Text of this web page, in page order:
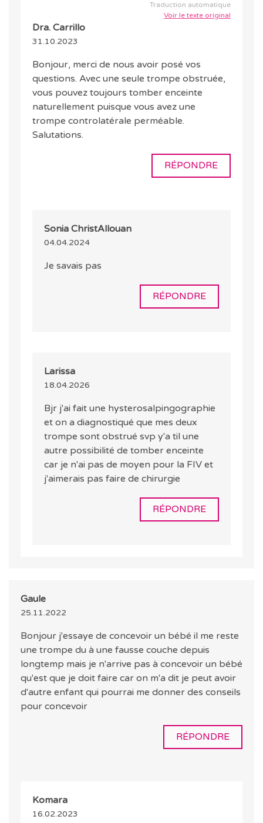
Traduction automatique
Voir le texte original
Dra. Carrillo
31.10.2023
Bonjour, merci de nous avoir posé vos
questions. Avec une seule trompe obstruée,
vous pouvez toujours tomber enceinte
naturellement puisque vous avez une
trompe controlatérale perméable.
Salutations.
RÉPONDRE
Sonia ChristAllouan
04.04.2024
Je savais pas
RÉPONDRE
Larissa
18.04.2026
Bjr j'ai fait une hysterosalpingographie
et on a diagnostiqué que mes deux
trompe sont obstrué svp y'a til une
autre possibilité de tomber enceinte
car je n'ai pas de moyen pour la FIV et
j'aimerais pas faire de chirurgie
RÉPONDRE
Gaule
25.11.2022
Bonjour j'essaye de concevoir un bébé il me reste
une trompe du à une fausse couche depuis
longtemp mais je n'arrive pas à concevoir un bébé
qu'est que je doit faire car on m'a dit je peut avoir
d'autre enfant qui pourrai me donner des conseils
pour concevoir
RÉPONDRE
Komara
16.02.2023